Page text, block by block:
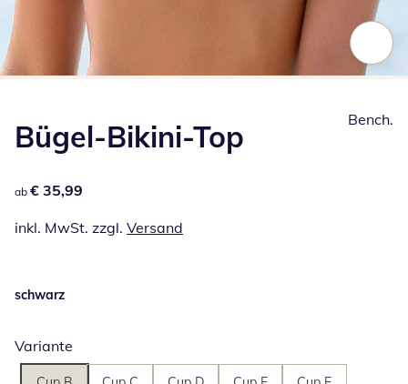
Bügel-Bikini-Top
€ 35,99
ab € 35,99
inkl. MwSt. zzgl. Versand
Bench.
schwarz
Variante